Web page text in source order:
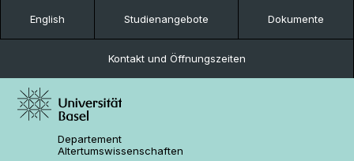
English Studienangebote Dokumente
Kontakt und Öffnungszeiten
Departement
Altertumswissenschaften